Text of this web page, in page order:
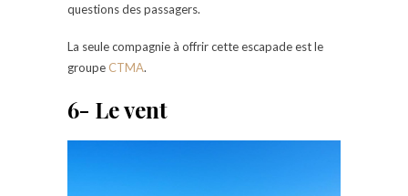
questions des passagers.
La seule compagnie à offrir cette escapade est le
groupe CTMA.
6- Le vent